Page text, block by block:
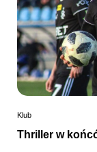
Klub
Thriller w